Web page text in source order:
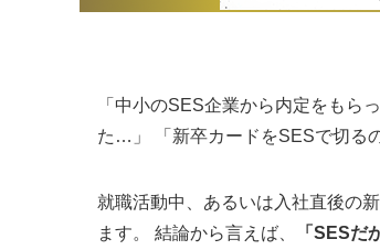
「中小のSES企業から内定をもら
た…」 「新卒カードをSESで切る
就職活動中、あるいは入社直後の
ます。 結論から言えば、
「SESだ